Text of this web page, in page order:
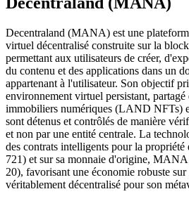
Decentraland (MANA) est une
virtuel décentralisé construite sur la
permettant aux utilisateurs de créer,
du contenu et des applications dans un
appartenant à l'utilisateur. Son objectif
environnement virtuel persistant,
immobiliers numériques (LAND NFTs)
sont détenus et contrôlés de manière
et non par une entité centrale. La
des contrats intelligents pour la
721) et sur sa monnaie d'origine,
20), favorisant une économie robuste sur
véritablement décentralisé pour son